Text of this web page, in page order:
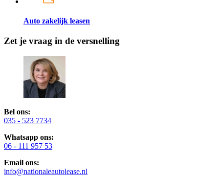
Auto zakelijk leasen
Zet je vraag in de versnelling
Bel ons:
035 - 523 7734
Whatsapp ons:
06 - 111 957 53
Email ons:
info@nationaleautolease.nl